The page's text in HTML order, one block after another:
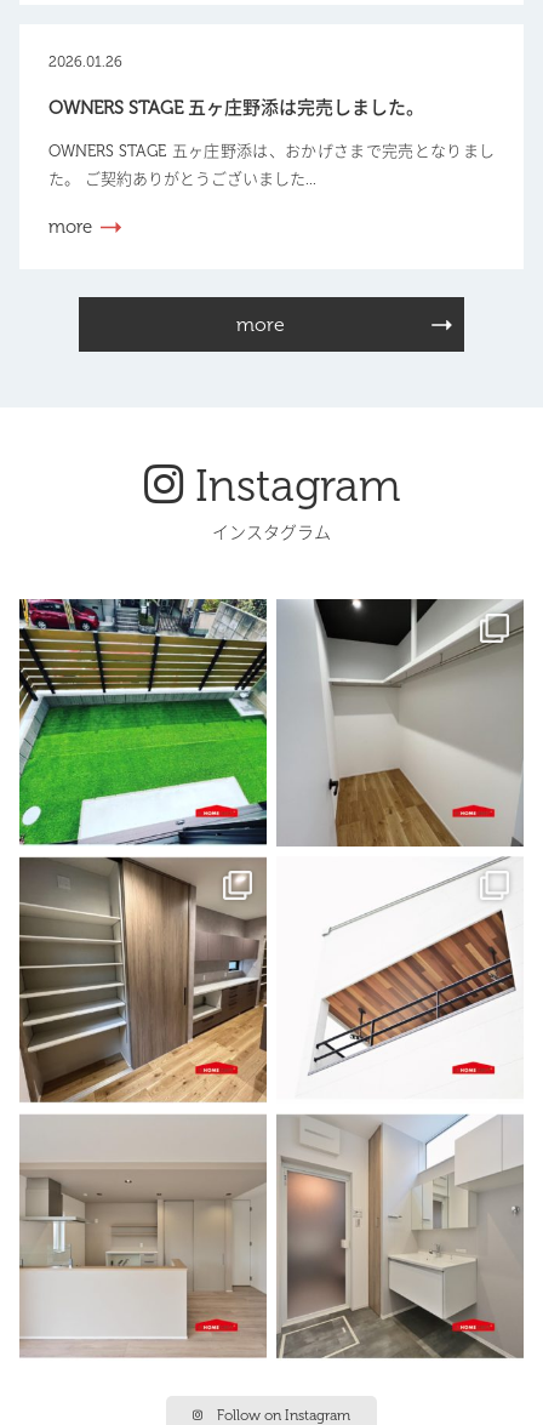
2026.01.26
OWNERS STAGE 五ヶ庄野添は完売しました。
OWNERS STAGE 五ヶ庄野添は、おかげさまで完売となりまし
た。 ご契約ありがとうございました...
more
more
Instagram
インスタグラム
Follow on Instagram